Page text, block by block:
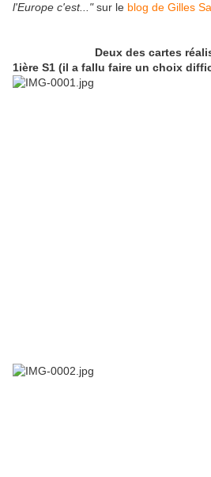
l'Europe c'est..."sur le blog de Gilles
Deux des cartes réalisées
1ière S1 (il a fallu faire un choix